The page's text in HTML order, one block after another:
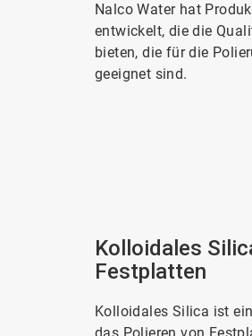
Nalco Water hat
entwickelt, die die
bieten, die für die
geeignet sind.
Kolloidales
Festplatten
Kolloidales Silica ist